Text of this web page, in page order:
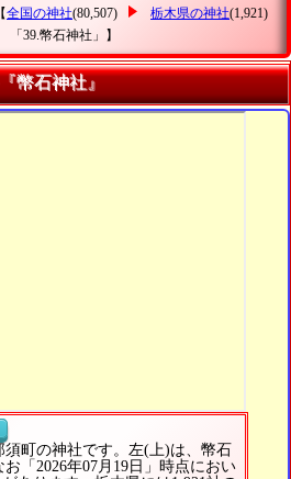
全国の神社(80,507) 栃木県の神社(1,921)
「39.幣石神社」 】
幣石神社』
町の神社です。左(上)は、幣石
「2026年07月19日」時点におい